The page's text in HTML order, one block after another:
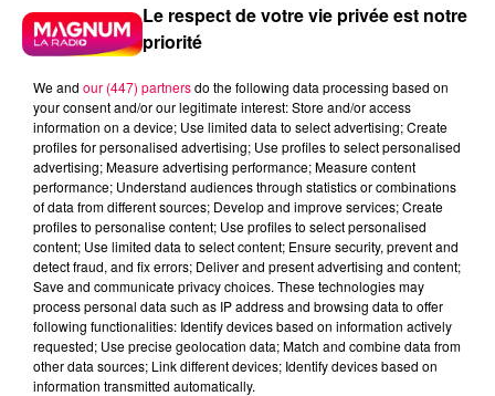
Flash infos
Crédit :Flash infos
Le respect de votre vie privée est notre
priorité
We and our (447) partnersdo the following data processing based on
your consent and/or our legitimate interest: Store and/or access
information on a device; Use limited data to select advertising; Create
profiles for personalised advertising; Use profiles to select personalised
advertising; Measure advertising performance; Measure content
performance; Understand audiences through statistics or combinations
of data from different sources; Develop and improve services; Create
profiles to personalise content; Use profiles to select personalised
content; Use limited data to select content; Ensure security, prevent and
detect fraud, and fix errors; Deliver and present advertising and content;
Save and communicate privacy choices. These technologies may
process personal data such as IP address and browsing data to offer
following functionalities: Identify devices based on information actively
requested; Use precise geolocation data; Match and combine data from
other data sources; Link different devices; Identify devices based on
information transmitted automatically.